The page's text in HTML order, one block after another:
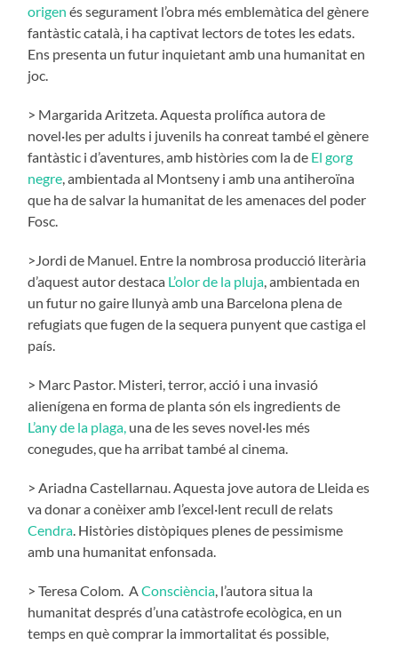
origen és segurament l’obra més emblemàtica del gènere
fantàstic català, i ha captivat lectors de totes les edats.
Ens presenta un futur inquietant amb una humanitat en
joc.
> Margarida Aritzeta. Aquesta prolífica autora de
novel·les per adults i juvenils ha conreat també el gènere
fantàstic i d’aventures, amb històries com la de El gorg
negre, ambientada al Montseny i amb una antiheroïna
que ha de salvar la humanitat de les amenaces del poder
Fosc.
>Jordi de Manuel. Entre la nombrosa producció literària
d’aquest autor destaca L’olor de la pluja, ambientada en
un futur no gaire llunyà amb una Barcelona plena de
refugiats que fugen de la sequera punyent que castiga el
país.
> Marc Pastor. Misteri, terror, acció i una invasió
alienígena en forma de planta són els ingredients de
L’any de la plaga, una de les seves novel·les més
conegudes, que ha arribat també al cinema.
> Ariadna Castellarnau. Aquesta jove autora de Lleida es
va donar a conèixer amb l’excel·lent recull de relats
Cendra. Històries distòpiques plenes de pessimisme
amb una humanitat enfonsada.
> Teresa Colom. AConsciència, l’autora situa la
humanitat després d’una catàstrofe ecològica, en un
temps en què comprar la immortalitat és possible,